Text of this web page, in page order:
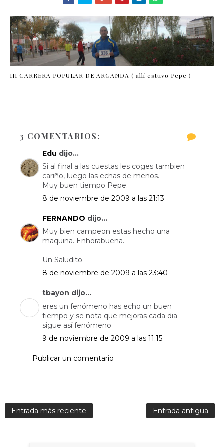
III CARRERA POPULAR DE ARGANDA ( allí estuvo Pepe )
3 COMENTARIOS:
Edu dijo...
Si al final a las cuestas les coges tambien
cariño, luego las echas de menos.
Muy buen tiempo Pepe.
8 de noviembre de 2009 a las 21:13
FERNANDO dijo...
Muy bien campeon estas hecho una
maquina. Enhorabuena.
Un Saludito.
8 de noviembre de 2009 a las 23:40
tbayon dijo...
eres un fenómeno has echo un buen
tiempo y se nota que mejoras cada dia
sigue así fenómeno
9 de noviembre de 2009 a las 11:15
Publicar un comentario
Entrada más reciente Entrada antigua